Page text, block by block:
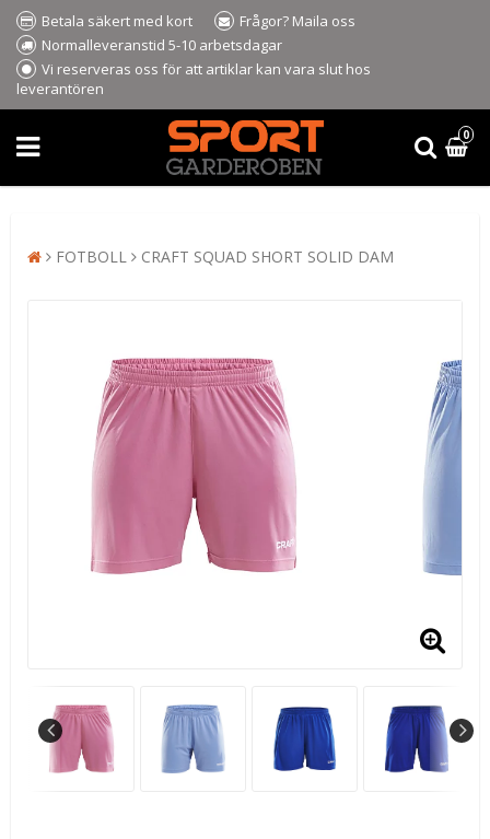
Betala säkert med kort
Frågor? Maila oss
Normalleveranstid 5-10 arbetsdagar
Vi reserveras oss för att artiklar kan vara slut hos
leverantören
0
FOTBOLL CRAFT SQUAD SHORT SOLID DAM